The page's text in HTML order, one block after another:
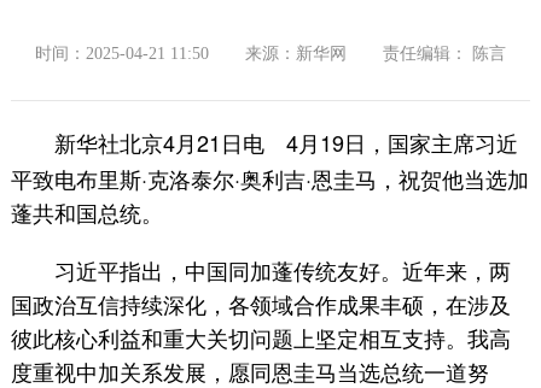
时间：2025-04-21 11:50 来源：新华网 责任编辑： 陈言
新华社北京4月21日电
4月19日，国家主席习近
平致电布里斯·克洛泰尔·奥利吉·恩圭马，祝贺他当选加
蓬共和国总统。
习近平指出，中国同加蓬传统友好。近年来，两
国政治互信持续深化，各领域合作成果丰硕，在涉及
彼此核心利益和重大关切问题上坚定相互支持。我高
度重视中加关系发展，愿同恩圭马当选总统一道努